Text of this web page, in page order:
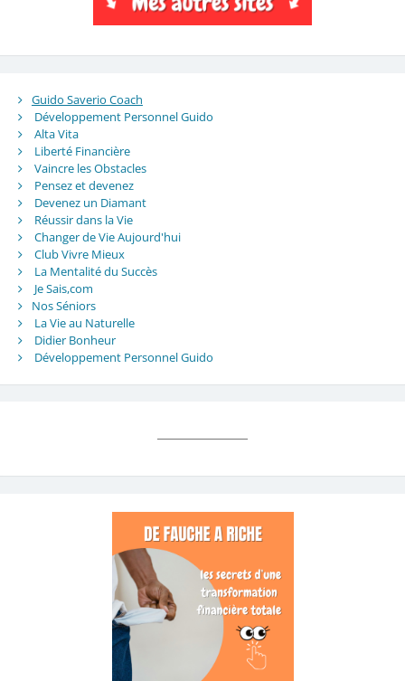
Guido Saverio Coach
Développement Personnel Guido
Alta Vita
Liberté Financière
Vaincre les Obstacles
Pensez et devenez
Devenez un Diamant
Réussir dans la Vie
Changer de Vie Aujourd'hui
Club Vivre Mieux
La Mentalité du Succès
Je Sais,com
Nos Séniors
La Vie au Naturelle
Didier Bonheur
Développement Personnel Guido